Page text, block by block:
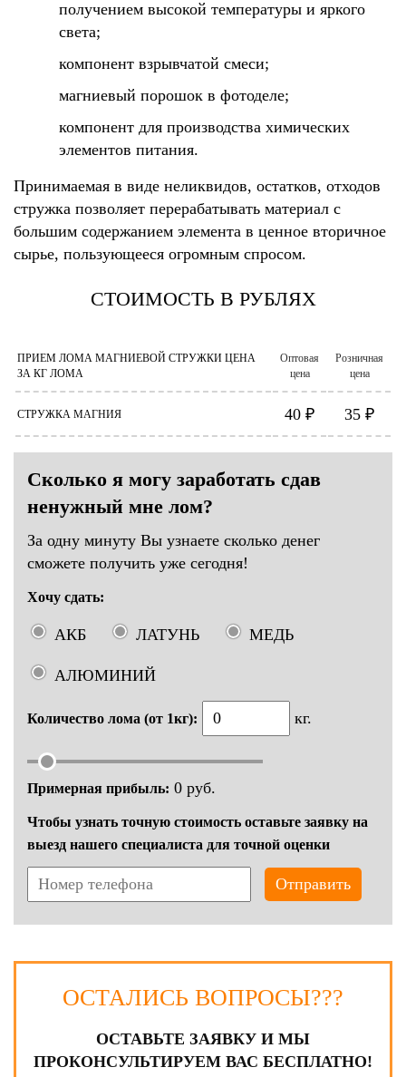
получением высокой температуры и яркого
света;
компонент взрывчатой смеси;
магниевый порошок в фотоделе;
компонент для производства химических
элементов питания.
Принимаемая в виде неликвидов, остатков, отходов
стружка позволяет перерабатывать материал с
большим содержанием элемента в ценное вторичное
сырье, пользующееся огромным спросом.
СТОИМОСТЬ В РУБЛЯХ
ПРИЕМ ЛОМА МАГНИЕВОЙ СТРУЖКИ ЦЕНА
ЗА КГ ЛОМА
Оптовая
цена
Розничная
цена
СТРУЖКА МАГНИЯ 40 ₽ 35 ₽
Сколько я могу заработать сдав
ненужный мне лом?
За одну минуту Вы узнаете сколько денег
сможете получить уже сегодня!
Хочу сдать:
АКБ ЛАТУНЬ МЕДЬ
АЛЮМИНИЙ
Количество лома (от 1кг): кг.
Примерная прибыль: 0 руб.
Чтобы узнать точную стоимость оставьте заявку на
выезд нашего специалиста для точной оценки
Отправить
ОСТАЛИСЬ ВОПРОСЫ???
ОСТАВЬТЕ ЗАЯВКУ И МЫ
ПРОКОНСУЛЬТИРУЕМ ВАС БЕСПЛАТНО!